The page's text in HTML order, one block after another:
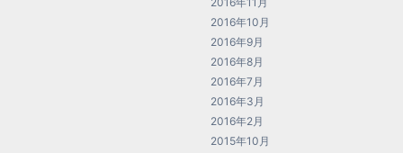
2016年10月
2016年9月
2016年8月
2016年7月
2016年3月
2016年2月
2015年10月